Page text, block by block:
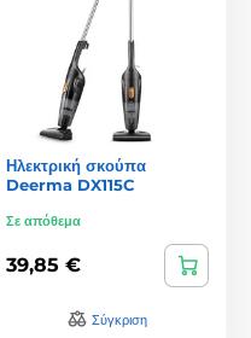
Ηλεκτρική σκούπα
Deerma DX115C
Σε απόθεμα
39,85 €
Σύγκριση